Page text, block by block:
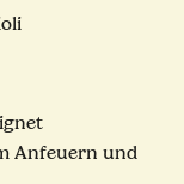
Anfeuern und